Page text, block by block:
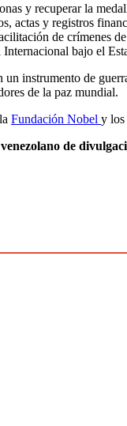
y recuperar la
actas y registros
de crímenes
bajo el
instrumento de
de la paz mundial.
Fundación Nobel y los
de